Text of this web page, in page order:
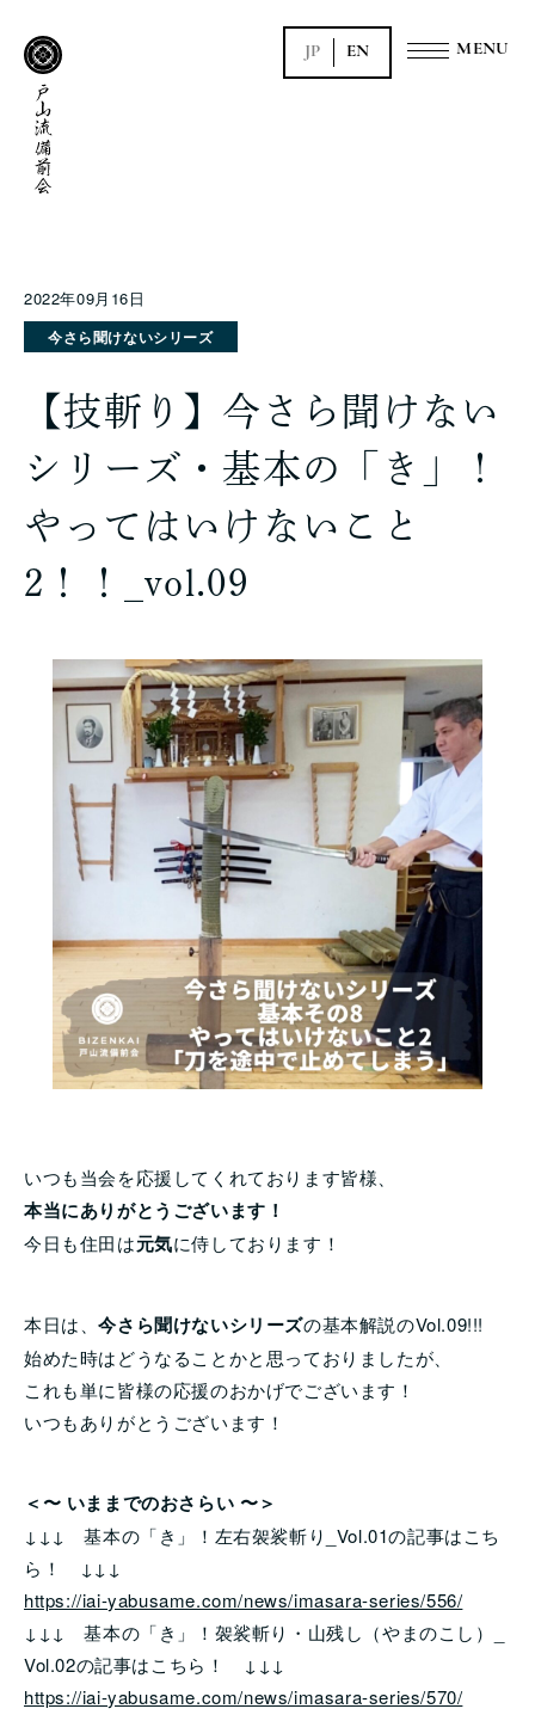
JP EN
2022年09月16日
今さら聞けないシリーズ
【技斬り】今さら聞けない
シリーズ・基本の「き」！
やってはいけないこと
2！！_vol.09
いつも当会を応援してくれております皆様、
本当にありがとうございます！
今日も住田は元気に侍しております！
本日は、今さら聞けないシリーズの基本解説のVol.09!!!
始めた時はどうなることかと思っておりましたが、
これも単に皆様の応援のおかげでございます！
いつもありがとうございます！
＜〜 いままでのおさらい 〜＞
↓↓↓ 基本の「き」！左右袈裟斬り_Vol.01の記事はこち
ら！ ↓↓↓
https://iai-yabusame.com/news/imasara-series/556/
↓↓↓ 基本の「き」！袈裟斬り・山残し（やまのこし）_
Vol.02の記事はこちら！ ↓↓↓
https://iai-yabusame.com/news/imasara-series/570/